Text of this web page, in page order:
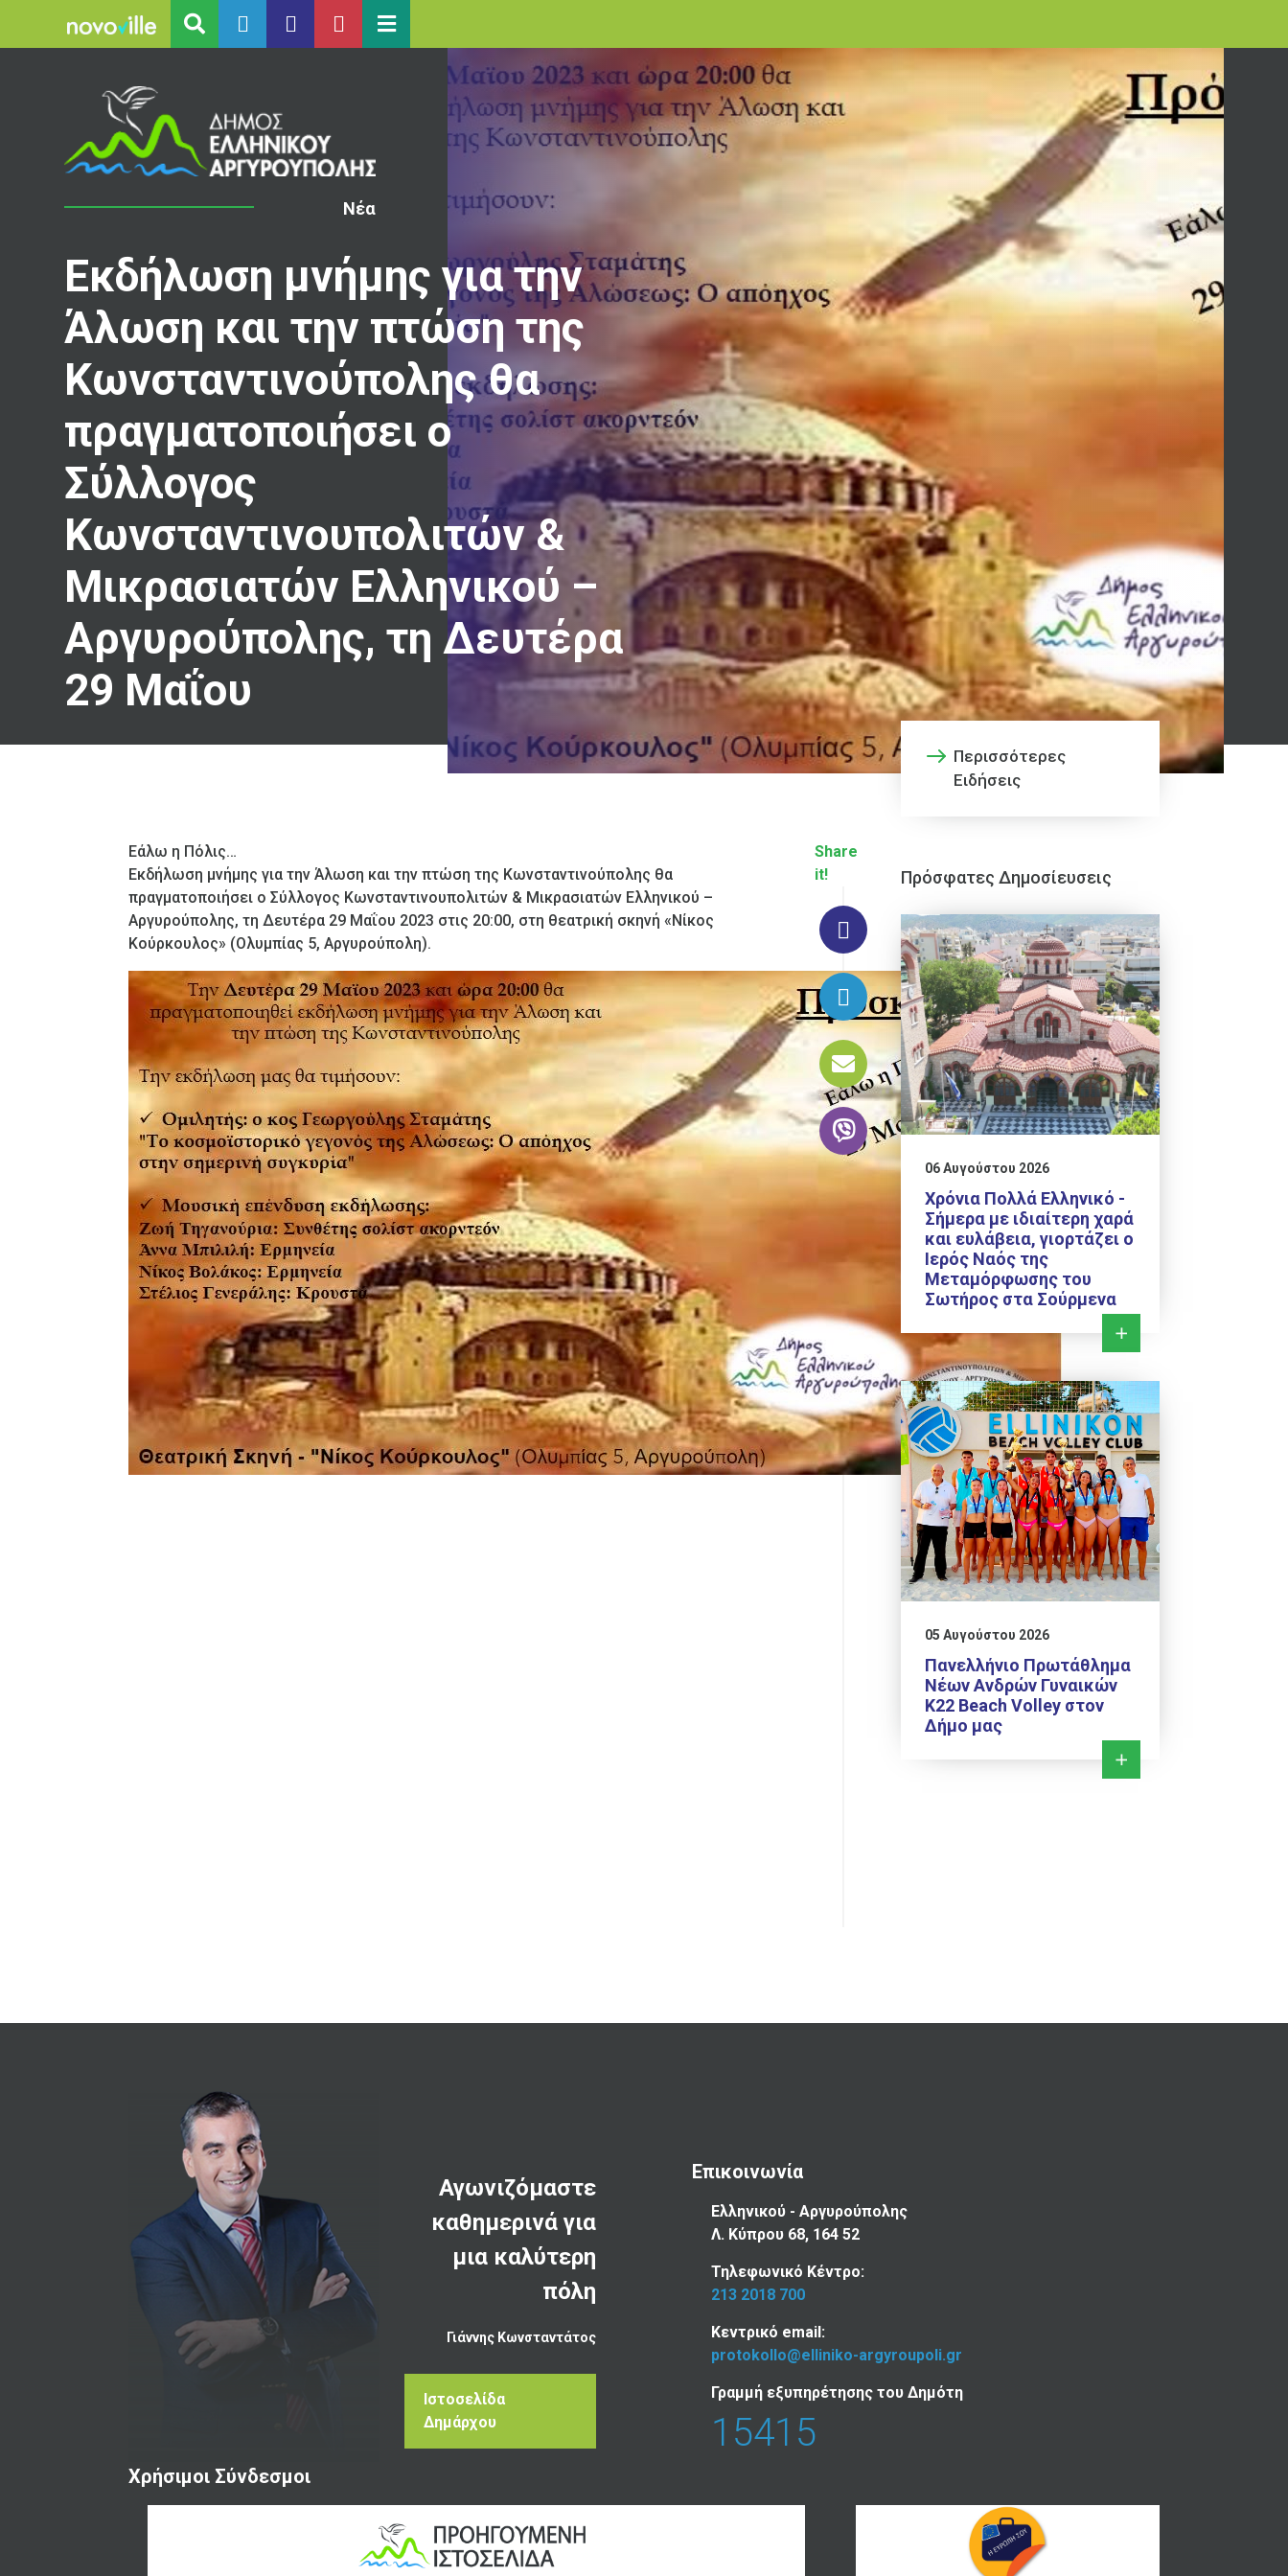
Νέα
Εκδήλωση μνήμης για την
Άλωση και την πτώση της
Κωνσταντινούπολης θα
πραγματοποιήσει ο
Σύλλογος
Κωνσταντινουπολιτών &
Μικρασιατών Ελληνικού –
Αργυρούπολης, τη Δευτέρα
29 Μαΐου
Εάλω η Πόλις…
Εκδήλωση μνήμης για την Άλωση και την πτώση της Κωνσταντινούπολης θα
πραγματοποιήσει ο Σύλλογος Κωνσταντινουπολιτών & Μικρασιατών Ελληνικού –
Αργυρούπολης, τη Δευτέρα 29 Μαΐου 2023 στις 20:00, στη θεατρική σκηνή «Νίκος
Κούρκουλος» (Ολυμπίας 5, Αργυρούπολη).
Share
it!
Περισσότερες
Ειδήσεις
Πρόσφατες Δημοσίευσεις
06 Αυγούστου 2026
Χρόνια Πολλά Ελληνικό -
Σήμερα με ιδιαίτερη χαρά
και ευλάβεια, γιορτάζει ο
Ιερός Ναός της
Μεταμόρφωσης του
Σωτήρος στα Σούρμενα
05 Αυγούστου 2026
Πανελλήνιο Πρωτάθλημα
Νέων Ανδρών Γυναικών
Κ22 Beach Volley στον
Δήμο μας
Αγωνιζόμαστε
καθημερινά για
μια καλύτερη
πόλη
Γιάννης Κωνσταντάτος
Ιστοσελίδα
Δημάρχου
Επικοινωνία
Ελληνικού - Αργυρούπολης
Λ. Κύπρου 68, 164 52
Τηλεφωνικό Κέντρο:
213 2018 700
Κεντρικό email:
protokollo@elliniko-argyroupoli.gr
Γραμμή εξυπηρέτησης του Δημότη
15415
Χρήσιμοι Σύνδεσμοι